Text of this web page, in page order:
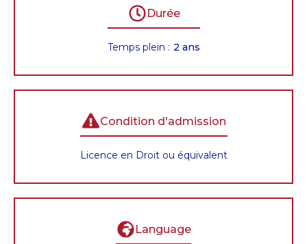
Durée
Temps plein : 2 ans
Condition d'admission
Licence en Droit ou équivalent
Language